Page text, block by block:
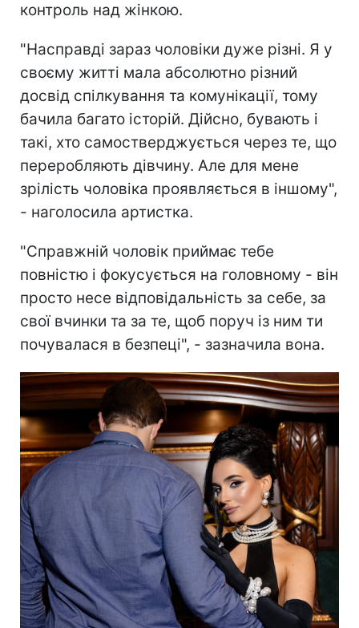
контроль над жінкою.
"Насправді зараз чоловіки дуже різні. Я у
своєму житті мала абсолютно різний
досвід спілкування та комунікації, тому
бачила багато історій. Дійсно, бувають і
такі, хто самостверджується через те, що
переробляють дівчину. Але для мене
зрілість чоловіка проявляється в іншому",
- наголосила артистка.
"Справжній чоловік приймає тебе
повністю і фокусується на головному - він
просто несе відповідальність за себе, за
свої вчинки та за те, щоб поруч із ним ти
почувалася в безпеці", - зазначила вона.